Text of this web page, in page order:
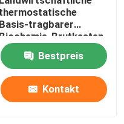
thermostatische
Basis-tragbarer
Biochemie-Brutkasten
des Brutkasten-110V
220V
Bestpreis
Kontakt